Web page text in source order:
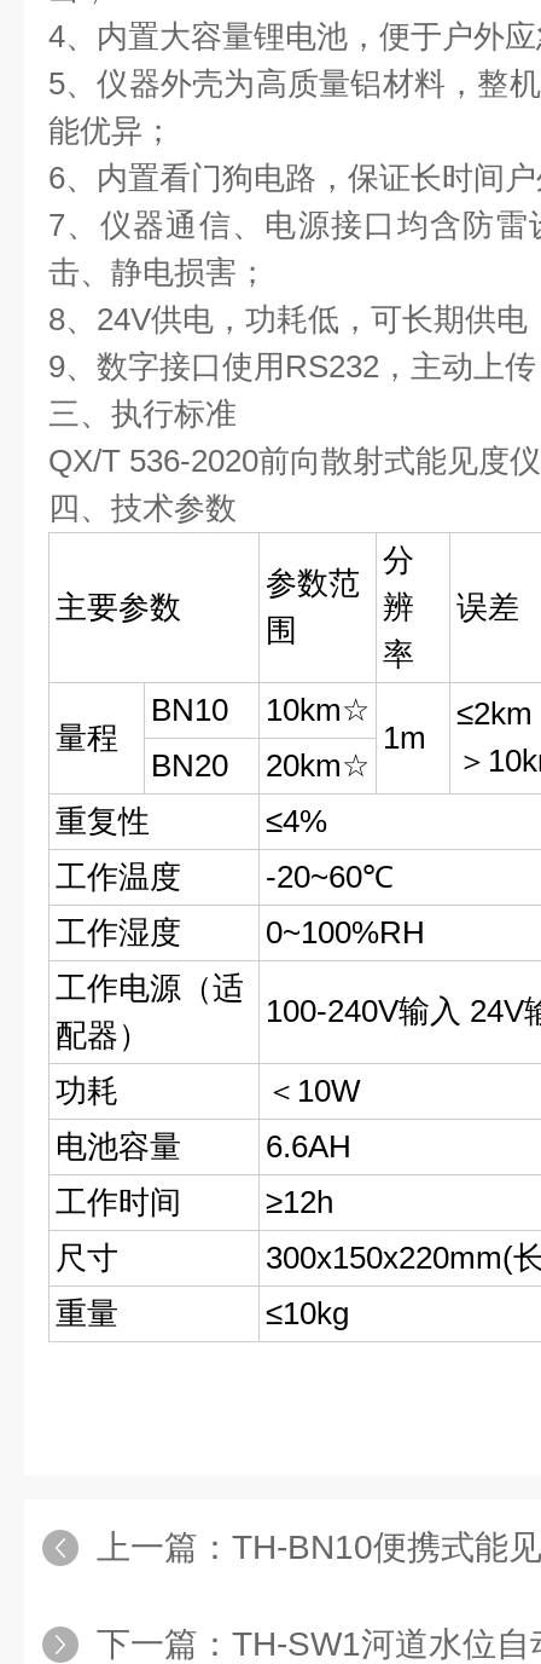
4、内置大容量锂电池，便于户外
5、仪器外壳为高质量铝材料，整
能优异；
6、内置看门狗电路，保证长时间
7、仪器通信、电源接口均含防
击、静电损害；
8、24V供电，功耗低，可长期供电
9、数字接口使用RS232，主动上
三、执行标准
QX/T 536-2020前向散射式能见度
四、技术参数
主要参数
参数范
围
分
辨
率
误差
量程
BN10 10km☆
1m
≤2km
＞
BN20
20km☆
重复性
≤4%
工作温度
-20~60℃
工作湿度
0~100%RH
工作电源（适
配器）
100-240V输入 24V
功耗
＜10W
电池容量
6.6AH
工作时间
≥12h
尺寸
300x150x220mm(
重量
≤10kg
上一篇： TH-BN10便携式能
下一篇： TH-SW1河道水位自